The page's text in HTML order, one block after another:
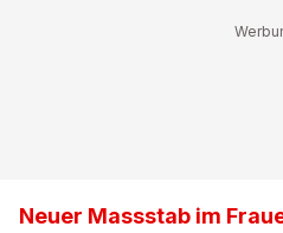
Neuer Massstab im